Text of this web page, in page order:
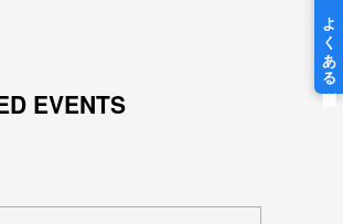
EVENTS